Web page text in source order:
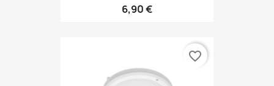
6,90 €
favorite_border